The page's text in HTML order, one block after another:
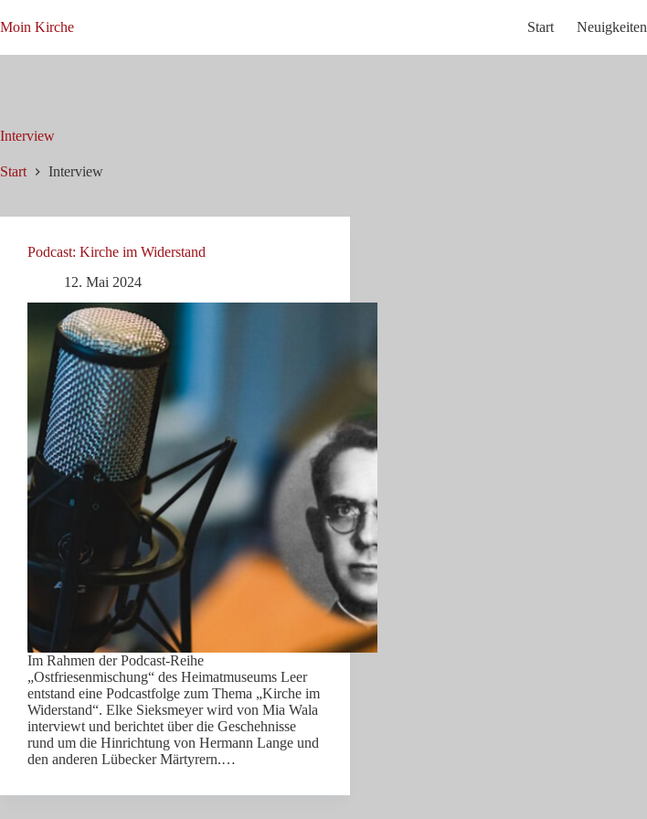
Inhalt
Moin Kirche Start Neuigkeiten
Interview
Start Interview
Podcast: Kirche im Widerstand
12. Mai 2024
Im Rahmen der Podcast-Reihe
„Ostfriesenmischung“ des Heimatmuseums Leer
entstand eine Podcastfolge zum Thema „Kirche im
Widerstand“. Elke Sieksmeyer wird von Mia Wala
interviewt und berichtet über die Geschehnisse
rund um die Hinrichtung von Hermann Lange und
den anderen Lübecker Märtyrern.…